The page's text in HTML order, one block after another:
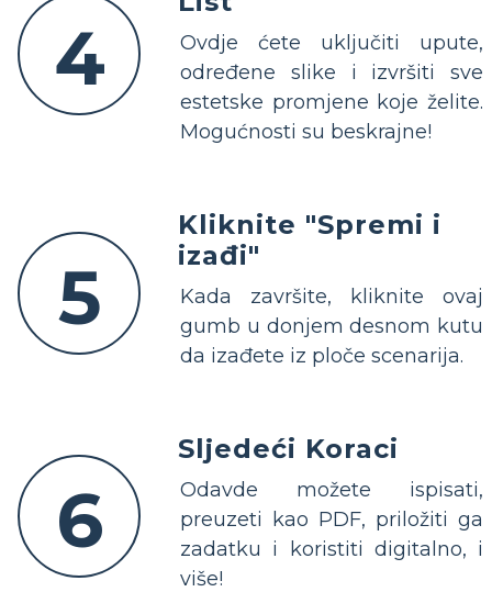
4
Ovdje ćete uključiti upute,
određene slike i izvršiti sve
estetske promjene koje želite.
Mogućnosti su beskrajne!
5
Kliknite "Spremi i
izađi"
Kada završite, kliknite ovaj
gumb u donjem desnom kutu
da izađete iz ploče scenarija.
6
Sljedeći Koraci
Odavde možete ispisati,
preuzeti kao PDF, priložiti ga
zadatku i koristiti digitalno, i
više!